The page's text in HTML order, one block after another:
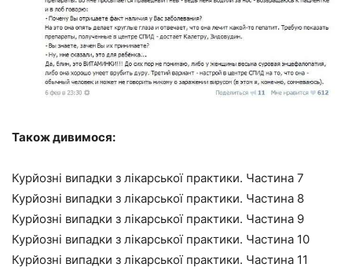
Також дивимося:
Курйозні випадки з лікарської практики. Частина 7
Курйозні випадки з лікарської практики. Частина 8
Курйозні випадки з лікарської практики. Частина 9
Курйозні випадки з лікарської практики. Частина 10
Курйозні випадки з лікарської практики. Частина 11